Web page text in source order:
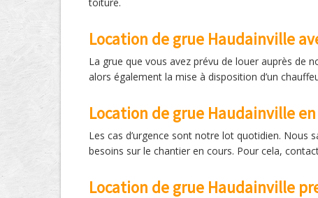
Location de grue Haudainville
La grue que vous avez prévu de louer auprès de
alors également la mise à disposition d’un
Location de grue Haudainville
Les cas d’urgence sont notre lot quotidien.
besoins sur le chantier en cours. Pour cela,
Location de grue Haudainville